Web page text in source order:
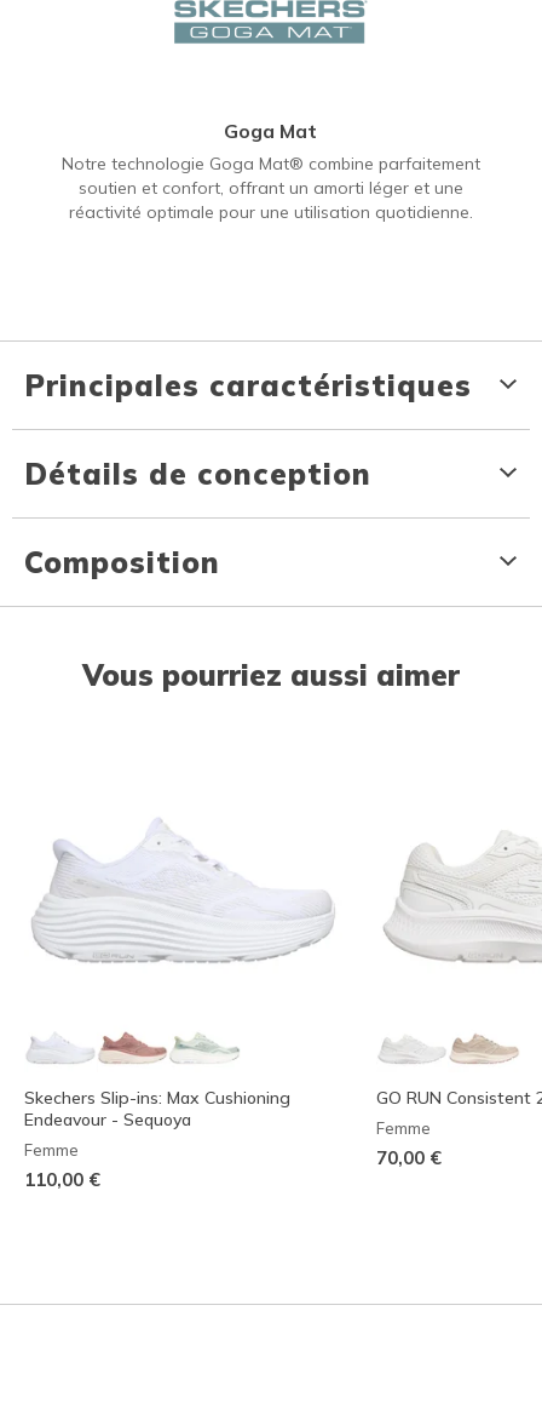
Goga Mat
Notre technologie Goga Mat® combine parfaitement
soutien et confort, offrant un amorti léger et une
réactivité optimale pour une utilisation quotidienne.
Principales caractéristiques
Détails de conception
Composition
Vous pourriez aussi aimer
Skechers Slip-ins: Max Cushioning
Endeavour - Sequoya
Femme
110,00 €
GO RUN Consistent
Femme
70,00 €